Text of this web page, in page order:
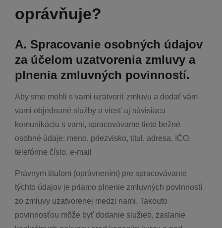
oprávňuje?
A. Spracovanie osobných údajov
za účelom uzatvorenia zmluvy a
plnenia zmluvných povinností.
Aby sme mohli s vami uzatvoriť zmluvu a dodať vám
vami objednané služby a viesť aj súvisiacu
komunikáciu s vami, spracovávame tieto bežné
osobné údaje: meno, priezvisko, titul, adresa, IČO,
telefónne číslo, e-mail
Právnym titulom (oprávnením) pre spracovávanie
týchto údajov je priamo plnenie zmluvných povinností
zo zmluvy uzatvorenej medzi nami. Takouto
povinnosťou môže byť dodanie služieb, zaslanie